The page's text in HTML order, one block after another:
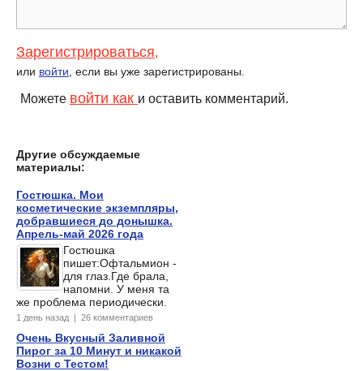
Зарегистрироваться,
или войти , если вы уже зарегистрированы.
Можете войти как и оставить комментарий.
Другие обсуждаемые
материалы:
Гостюшка. Мои
косметические экземпляры,
добравшиеся до донышка.
Апрель-май 2026 года
Гостюшка
пишет:Офтальмион -
для глаз.Где брала,
напомни. У меня та
же проблема периодически.
1 день назад | 26 комментариев
Очень Вкусный Заливной
Пирог за 10 Минут и никакой
Возни с Тестом!